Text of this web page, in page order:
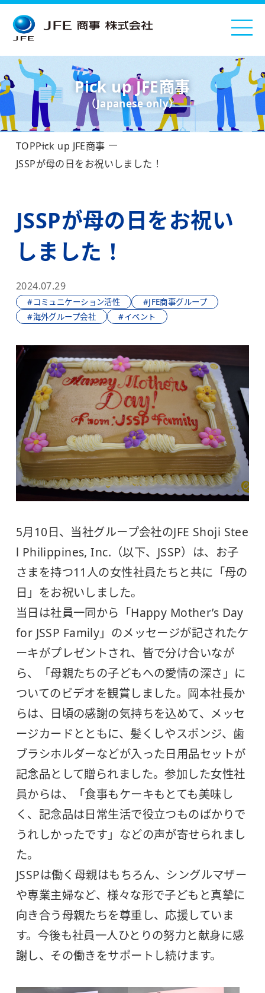
Pick up JFE商事
（Japanese only）
TOPPick up JFE商事
JSSPが母の日をお祝いしました！
JSSPが母の日をお祝い
しました！
2024.07.29
#コミュニケーション活性
#JFE商事グループ
#海外グループ会社
#イベント
5月10日、当社グループ会社のJFE Shoji Stee
l Philippines, Inc.（以下、JSSP）は、お子
さまを持つ11人の女性社員たちと共に「母の
日」をお祝いしました。
当日は社員一同から「Happy Mother’s Day
for JSSP Family」のメッセージが記されたケ
ーキがプレゼントされ、皆で分け合いなが
ら、「母親たちの子どもへの愛情の深さ」に
ついてのビデオを観賞しました。岡本社長か
らは、日頃の感謝の気持ちを込めて、メッセ
ージカードとともに、髪くしやスポンジ、歯
ブラシホルダーなどが入った日用品セットが
記念品として贈られました。参加した女性社
員からは、「食事もケーキもとても美味し
く、記念品は日常生活で役立つものばかりで
うれしかったです」などの声が寄せられまし
た。
JSSPは働く母親はもちろん、シングルマザー
や専業主婦など、様々な形で子どもと真摯に
向き合う母親たちを尊重し、応援していま
す。今後も社員一人ひとりの努力と献身に感
謝し、その働きをサポートし続けます。